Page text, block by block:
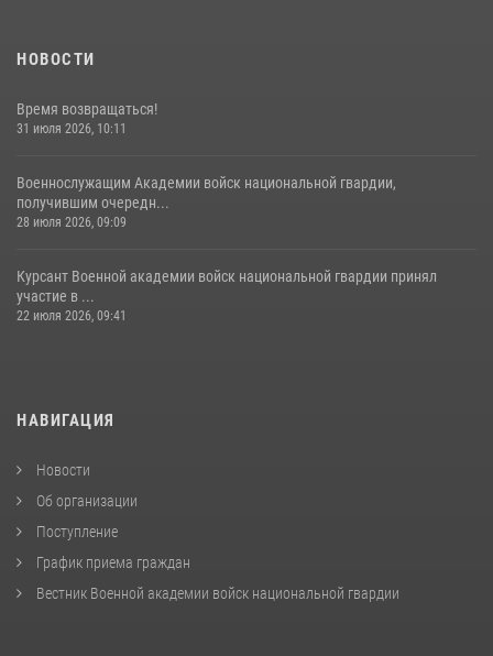
НОВОСТИ
Время возвращаться!
31 июля 2026, 10:11
Военнослужащим Академии войск национальной гвардии,
получившим очередн...
28 июля 2026, 09:09
Курсант Военной академии войск национальной гвардии принял
участие в ...
22 июля 2026, 09:41
НАВИГАЦИЯ
Новости
Об организации
Поступление
График приема граждан
Вестник Военной академии войск национальной гвардии